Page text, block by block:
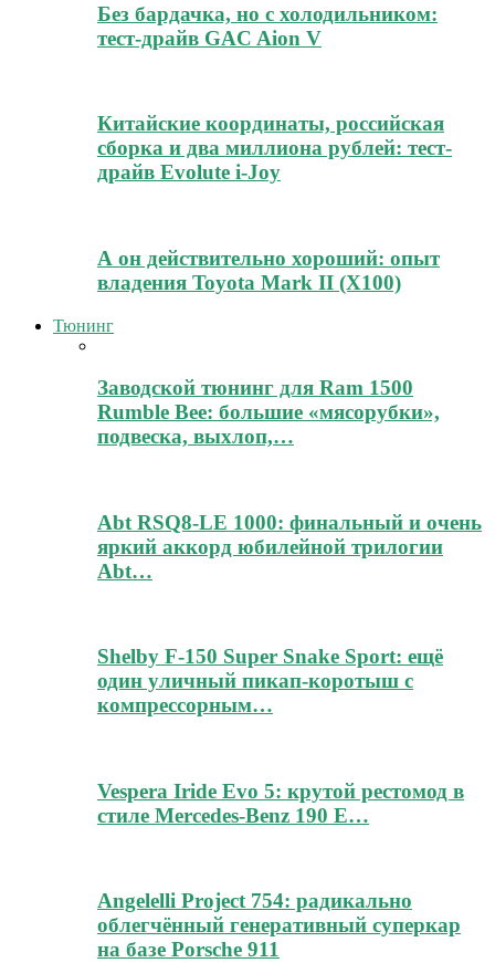
Без бардачка, но с холодильником:
тест-драйв GAC Aion V
Китайские координаты, российская
сборка и два миллиона рублей: тест-
драйв Evolute i-Joy
А он действительно хороший: опыт
владения Toyota Mark II (Х100)
Тюнинг
Заводской тюнинг для Ram 1500
Rumble Bee: большие «мясорубки»,
подвеска, выхлоп,…
Abt RSQ8-LE 1000: финальный и очень
яркий аккорд юбилейной трилогии
Abt…
Shelby F-150 Super Snake Sport: ещё
один уличный пикап-коротыш с
компрессорным…
Vespera Iride Evo 5: крутой рестомод в
стиле Mercedes-Benz 190 E…
Angelelli Project 754: радикально
облегчённый генеративный суперкар
на базе Porsche 911